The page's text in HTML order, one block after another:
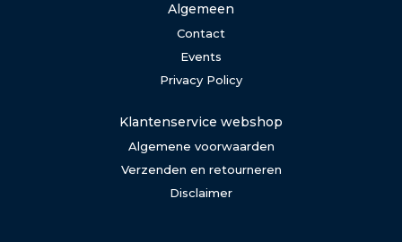
Algemeen
Contact
Events
Privacy Policy
Klantenservice webshop
Algemene voorwaarden
Verzenden en retourneren
Disclaimer